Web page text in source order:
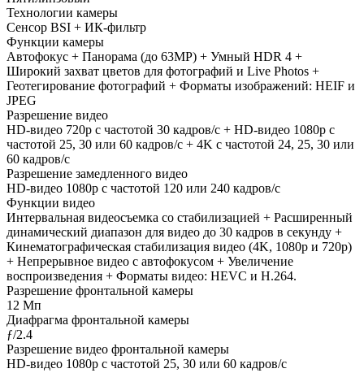
Технологии камеры
Сенсор BSI + ИК-фильтр
Функции камеры
Автофокус + Панорама (до 63MP) + Умный HDR 4 +
Широкий захват цветов для фотографий и Live Photos +
Геотегирование фотографий + Форматы изображений: HEIF и
JPEG
Разрешение видео
HD-видео 720p с частотой 30 кадров/с + HD-видео 1080p с
частотой 25, 30 или 60 кадров/ с + 4K с частотой 24, 25, 30 или
60 кадров/ с
Разрешение замедленного видео
HD-видео 1080р с частотой 120 или 240 кадров/ с
Функции видео
Интервальная видеосъемка со стабилизацией + Расширенный
динамический диапазон для видео до 30 кадров в секунду +
Кинематографическая стабилизация видео (4K, 1080p и 720p)
+ Непрерывное видео с автофокусом + Увеличение
воспроизведения + Форматы видео: HEVC и H.264.
Разрешение фронтальной камеры
12 Мп
Диафрагма фронтальной камеры
ƒ/2.4
Разрешение видео фронтальной камеры
HD-видео 1080p с частотой 25, 30 или 60 кадров/ с